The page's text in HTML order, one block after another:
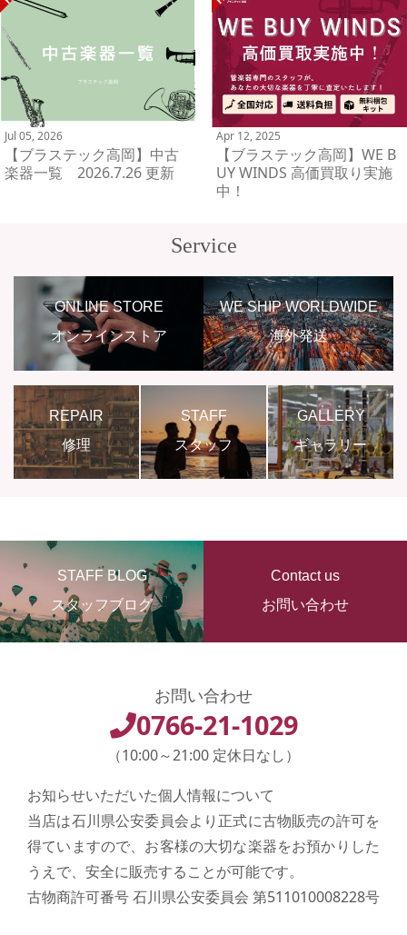
Jul 05, 2026
【ブラステック高岡】中古
楽器一覧 2026.7.26 更新
Apr 12, 2025
【ブラステック高岡】WE B
UY WINDS 高価買取り実施
中！
Service
ONLINE STORE
オンラインストア
WE SHIP WORLDWIDE
海外発送
REPAIR
修理
STAFF
スタッフ
GALLERY
ギャラリー
STAFF BLOG
スタッフブログ
Contact us
お問い合わせ
お問い合わせ
0766-21-1029
（10:00～21:00 定休日なし）
お知らせいただいた個人情報について
当店は石川県公安委員会より正式に古物販売の許可を
得ていますので、お客様の大切な楽器をお預かりした
うえで、安全に販売することが可能です。
古物商許可番号 石川県公安委員会 第511010008228号